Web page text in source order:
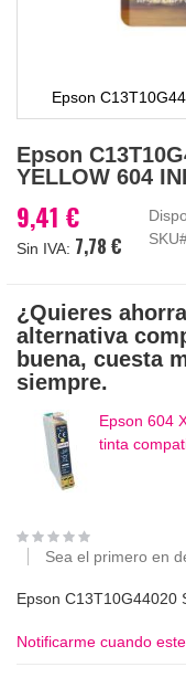
Epson
al
comienzo
la
galería
Epson
YELLOW 604
9,41 €
7,78 €
SKU
¿Quieres
alternativa
buena, cuesta
siempre.
Epson 604
tinta
Sea el primero en
Epson C13T10G44020
Notificarme cuando